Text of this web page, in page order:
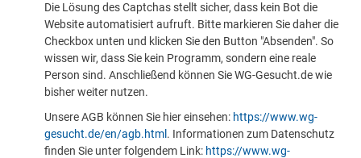
Die Lösung des Captchas stellt sicher, dass kein Bot die
Website automatisiert aufruft. Bitte markieren Sie daher die
Checkbox unten und klicken Sie den Button "Absenden". So
wissen wir, dass Sie kein Programm, sondern eine reale
Person sind. Anschließend können Sie WG-Gesucht.de wie
bisher weiter nutzen.
Unsere AGB können Sie hier einsehen: https://www.wg-
gesucht.de/en/agb.html . Informationen zum Datenschutz
finden Sie unter folgendem Link: https://www.wg-